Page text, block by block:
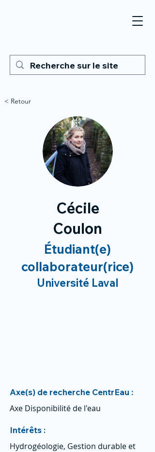
< Retour
Cécile
Coulon
Étudiant(e)
collaborateur(rice)
Université Laval
Axe(s) de recherche CentrEau :
Axe Disponibilité de l'eau
Intérêts :
Hydrogéologie, Gestion durable et